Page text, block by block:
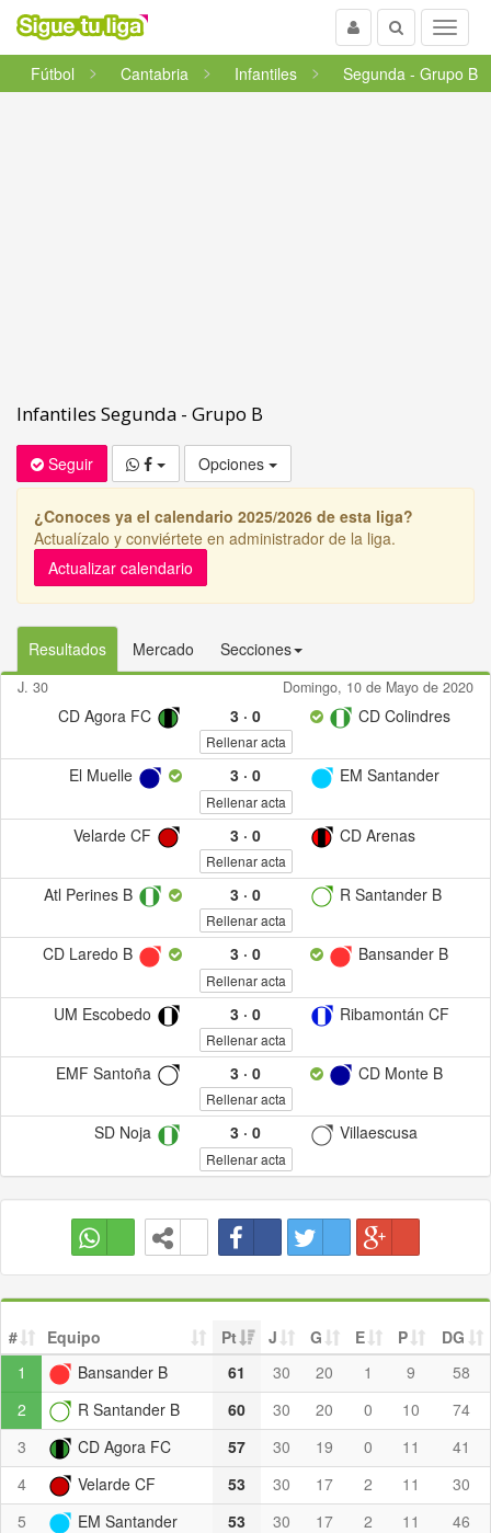
Menu
Buscar
Usuario
Fútbol
Cantabria Infantiles Segunda - Grupo B
Infantiles Segunda - Grupo B
Seguir Opciones
¿Conoces ya el calendario 2025/2026 de esta liga?
Actualízalo y conviértete en administrador de la liga.
Actualizar calendario
Resultados Mercado Secciones
J. 30 Domingo, 10 de Mayo de 2020
CD Agora FC 3· 0 CD Colindres
Rellenar acta
El Muelle 3· 0 EM Santander
Rellenar acta
Velarde CF 3· 0 CD Arenas
Rellenar acta
Atl Perines B 3· 0 R Santander B
Rellenar acta
CD Laredo B 3· 0 Bansander B
Rellenar acta
UM Escobedo 3· 0 Ribamontán CF
Rellenar acta
EMF Santoña 3· 0 CD Monte B
Rellenar acta
SD Noja 3· 0 Villaescusa
Rellenar acta
# Equipo Pt J G E P
DG
1
Bansander B 61 30 20 1 9
58
2
R Santander B 60 30 20 0 10
74
3
CD Agora FC 57 30 19 0 11
41
4
Velarde CF 53 30 17 2 11
30
5
EM Santander 53 30 17 2 11
46